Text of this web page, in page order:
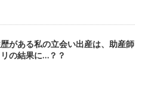
がある私の立会い出産は、助産師
の結果に…？？